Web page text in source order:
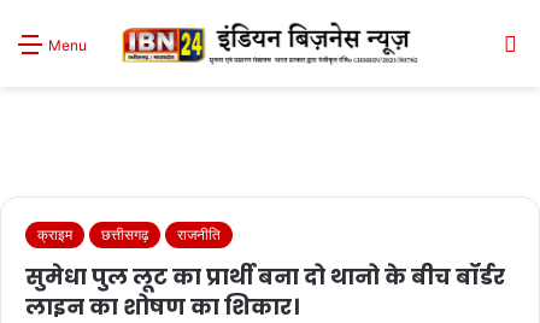
Menu
क्राइम छत्तीसगढ़ राजनीति
सुमेधा पुल लूट का प्रार्थी बना दो थानो के बीच बॉर्डर
लाइन का शोषण का शिकार।